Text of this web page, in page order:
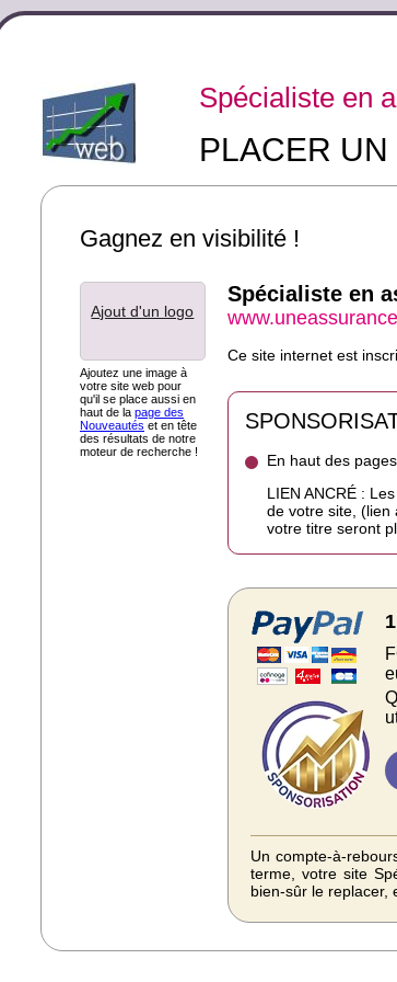
Spécialiste en
PLACER
Gagnez en visibilité !
Ajout d'un logo
Ajoutez une image à
votre site web pour
qu'il se place aussi en
haut de la page des
Nouveautés et en tête
des résultats de notre
moteur de recherche !
Spécialiste en
Ce site internet est
En haut des
LIEN ANCRÉ :
de votre site, (lien
votre titre seront
Un compte-à-
terme, votre site
bien-sûr le replacer,